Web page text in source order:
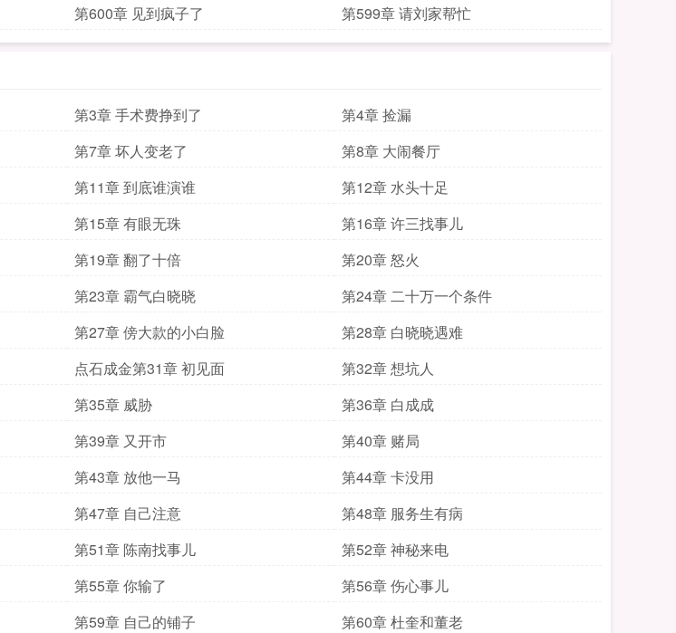
第600章 见到疯子了 第599章 请刘家帮忙
第3章 手术费挣到了
第4章 捡漏
第7章 坏人变老了
第8章 大闹餐厅
第11章 到底谁演谁
第12章 水头十足
第15章 有眼无珠
第16章 许三找事儿
第19章 翻了十倍
第20章 怒火
第23章 霸气白晓晓
第24章 二十万一个条件
第27章 傍大款的小白脸
第28章 白晓晓遇难
点石成金第31章 初见面
第32章 想坑人
第35章 威胁
第36章 白成成
第39章 又开市
第40章 赌局
第43章 放他一马
第44章 卡没用
第47章 自己注意
第48章 服务生有病
第51章 陈南找事儿
第52章 神秘来电
第55章 你输了
第56章 伤心事儿
第59章 自己的铺子
第60章 杜奎和董老